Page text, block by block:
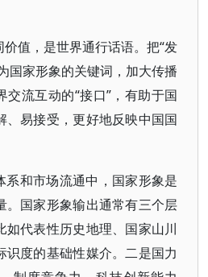
值，是世界通行话语。把“发
国家形象的关键词，加大传播
交流互动的“接口”，有助于国
、易接受，更好地反映中国国
系和市场流通中，国家形象是
。国家形象输出通常有三个层
如代表性历史地理、国家山川
识度的基础性媒介。二是国力